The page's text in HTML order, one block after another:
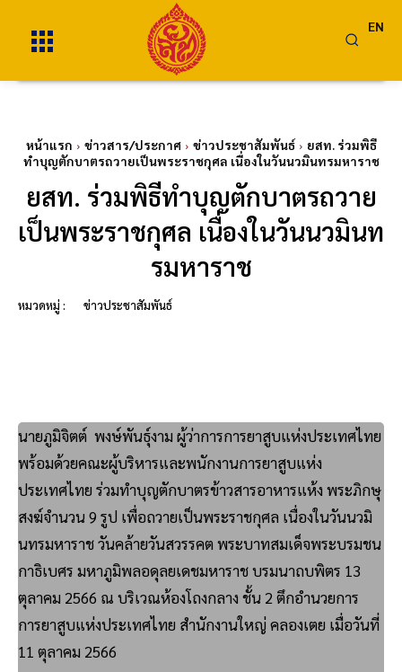
EN
หน้าแรก ข่าวสาร/ประกาศ ข่าวประชาสัมพันธ์
ยสท. ร่วมพิธี
ทำบุญตักบาตรถวายเป็นพระราชกุศล เนื่องในวันนวมินทรมหาราช
ยสท. ร่วมพิธีทำบุญตักบาตรถวาย
เป็นพระราชกุศล เนื่องในวันนวมินท
รมหาราช
หมวดหมู่ : ข่าวประชาสัมพันธ์
นายภูมิจิตต์ พงษ์พันธุ์งาม ผู้ว่าการการยาสูบแห่งประเทศไทย
พร้อมด้วยคณะผู้บริหารและพนักงานการยาสูบแห่ง
ประเทศไทย ร่วมทำบุญตักบาตรข้าวสารอาหารแห้ง พระภิกษุ
สงฆ์จำนวน 9 รูป เพื่อถวายเป็นพระราชกุศล เนื่องในวันนวมิ
นทรมหาราช วันคล้ายวันสวรรคต พระบาทสมเด็จพระบรมชน
กาธิเบศร มหาภูมิพลอดุลยเดชมหาราช บรมนาถบพิตร 13
ตุลาคม 2566 ณ บริเวณห้องโถงกลาง ชั้น 2 ตึกอำนวยการ
การยาสูบแห่งประเทศไทย สำนักงานใหญ่ คลองเตย เมื่อวันที่
11 ตุลาคม 2566